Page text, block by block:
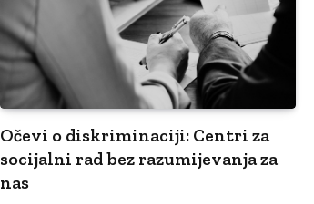
Očevi o diskriminaciji: Centri za
socijalni rad bez razumijevanja za
nas